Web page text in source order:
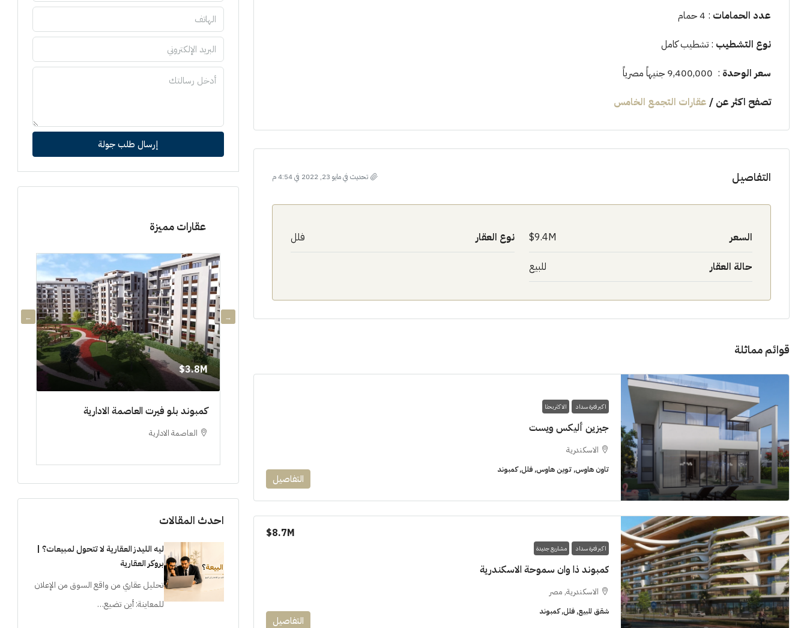
عدد الحمامات : 4 حمام
نوع التشطيب : تشطيب كامل
سعر الوحدة : 9,400,000 جنيهاً مصرياً
تصفح اكثر عن / عقارات التجمع الخامس
التفاصيل تحديث في مايو 23, 2022 في 4:54 م
السعر 9.4M$ نوع العقار فلل
حالة العقار للبيع
قوائم مماثلة
اكبر فترة سداد الاكثر بحثا
جيزين أليكس ويست
الاسكندرية
تاون هاوس, توين هاوس, فلل, كمبوند
التفاصيل
اكبر فترة سداد مشاريع جديدة
كمبوند ذا وان سموحة الاسكندرية
8.7M$
الاسكندرية, مصر
شقق للبيع, فلل, كمبوند
التفاصيل
إرسال طلب جولة
عقارات مميزة
سنوات [ابراج ساويرس]
شقق للبيع, فلل, كمبوند
١٧٥٠٠٠٠ 3.8M$
كمبوند بلو فيرت العاصمة الادارية
العاصمة الادارية
احدث المقالات
ليه الليدز العقارية لا تتحول لمبيعات؟ |
بروكر العقارية
تحليل عقاري من واقع السوق من الإعلان
للمعاينة: أين تضيع…